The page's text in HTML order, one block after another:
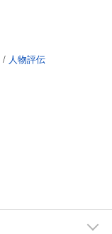
/ 人物評伝